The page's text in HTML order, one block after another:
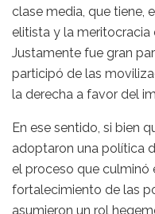
clase media, que tiene,
elitista y la meritocracia
Justamente fue gran
participó de las
la derecha a favor del
En ese sentido, si bien
adoptaron una política
el proceso que culminó
fortalecimiento de las
asumieron un rol